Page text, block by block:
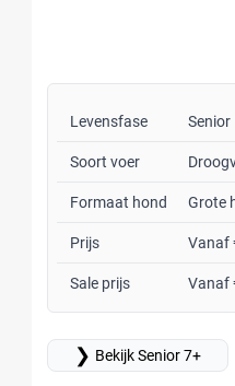
Levensfase Senior
Soort voer
Formaat hond Grote
Prijs Vanaf
Sale prijs Vanaf
❯ Bekijk Senior 7+